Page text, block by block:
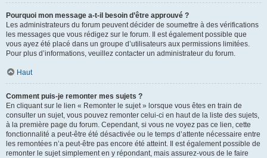
Pourquoi mon message a-t-il besoin d’être approuvé ?
Les administrateurs du forum peuvent décider de soumettre à des vérifications
les messages que vous rédigez sur le forum. Il est également possible que
vous ayez été placé dans un groupe d’utilisateurs aux permissions limitées.
Pour plus d’informations, veuillez contacter un administrateur du forum.
Haut
Comment puis-je remonter mes sujets ?
En cliquant sur le lien « Remonter le sujet » lorsque vous êtes en train de
consulter un sujet, vous pouvez remonter celui-ci en haut de la liste des sujets,
à la première page du forum. Cependant, si vous ne voyez pas ce lien, cette
fonctionnalité a peut-être été désactivée ou le temps d’attente nécessaire entre
les remontées n’a peut-être pas encore été atteint. Il est également possible de
remonter le sujet simplement en y répondant, mais assurez-vous de le faire